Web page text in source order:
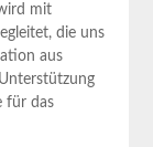
mit
​die⁣ uns
‌aus
für das